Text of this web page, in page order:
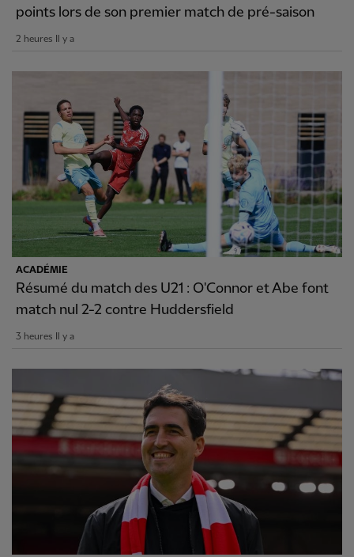
points lors de son premier match de pré-saison
2 heures Il y a
ACADÉMIE
Résumé du match des U21 : O'Connor et Abe font
match nul 2-2 contre Huddersfield
3 heures Il y a